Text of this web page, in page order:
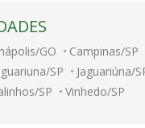
GO Campinas/SP
SP
Jaguariúna/
SP
Vinhedo/SP